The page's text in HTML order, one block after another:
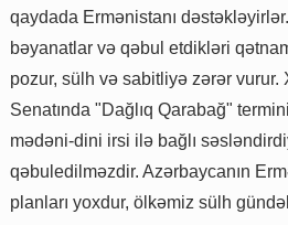
qaydada Ermənistanı
bəyanatlar və qəbul etdikləri
pozur, sülh və sabitliyə zərər vurur.
Senatında "Dağlıq Qarabağ"
mədəni-dini irsi ilə bağlı
qəbuledilməzdir. Azərbaycanın
planları yoxdur, ölkəmiz sülh